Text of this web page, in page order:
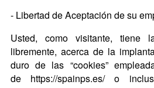
- Libertad de Aceptación de su
Usted, como visitante, tiene
libremente, acerca de la
duro de las “cookies”
de https://spainps.es/ o